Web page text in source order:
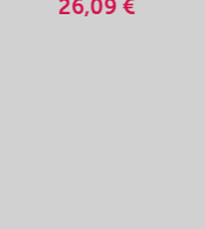
26,09 €